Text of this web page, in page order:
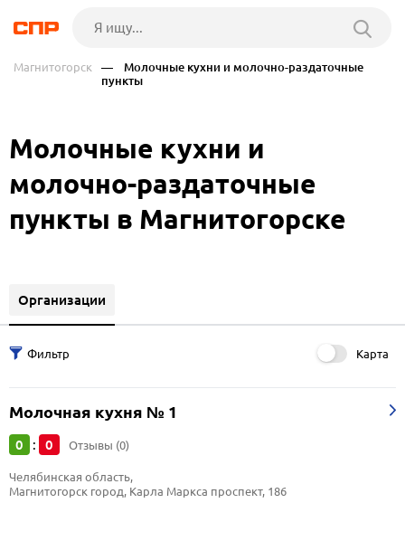
Магнитогорск
— Молочные кухни и молочно-раздаточные
пункты
Молочные кухни и
молочно-раздаточные
пункты в Магнитогорске
Организации
Карта
Молочная кухня № 1
0 : 0 Отзывы (0)
Челябинская область,
Магнитогорск город, Карла Маркса проспект, 186